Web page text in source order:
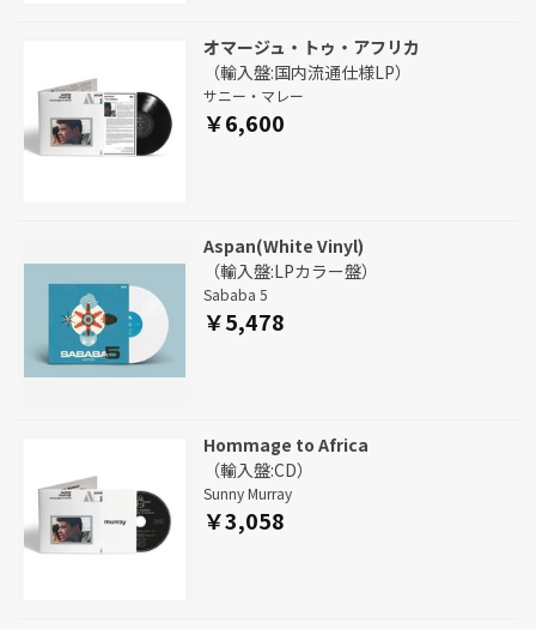
オマージュ・トゥ・アフリカ
（輸入盤:国内流通仕様LP）
サニー・マレー
￥6,600
Aspan(White Vinyl)
（輸入盤:LPカラー盤）
Sababa 5
￥5,478
Hommage to Africa
（輸入盤:CD）
Sunny Murray
￥3,058